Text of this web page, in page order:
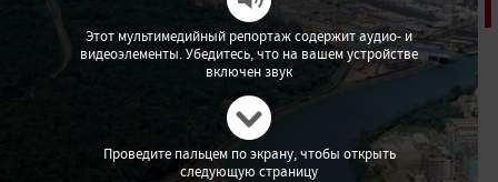
Этот мультимедийный репортаж содержит аудио- и
видеоэлементы. Убедитесь, что на вашем устройстве
включен звук
Проведите пальцем по экрану, чтобы открыть
следующую страницу
Gallery Products
Gallery_Geigy promotional designs